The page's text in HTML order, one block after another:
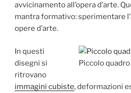
avvicinamento all’opera d’arte.
mantra formativo: sperimentare
opere d’arte.
Piccolo
In questi
disegni si
ritrovano
immagini cubiste, deformazioni